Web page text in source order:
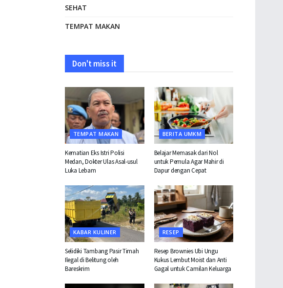
SEHAT
TEMPAT MAKAN
Don't miss it
TEMPAT MAKAN
Kematian Eks Istri Polisi
Medan, Dokter Ulas Asal-usul
Luka Lebam
BERITA UMKM
Belajar Memasak dari Nol
untuk Pemula Agar Mahir di
Dapur dengan Cepat
KABAR KULINER
Selidiki Tambang Pasir Timah
Ilegal di Belitung oleh
Bareskrim
RESEP
Resep Brownies Ubi Ungu
Kukus Lembut Moist dan Anti
Gagal untuk Camilan Keluarga